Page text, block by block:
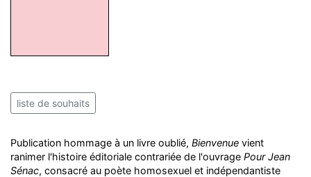
liste de souhaits
Publication hommage à un livre oublié, Bienvenue vient
ranimer l'histoire éditoriale contrariée de l'ouvrage Pour Jean
Sénac, consacré au poète homosexuel et indépendantiste